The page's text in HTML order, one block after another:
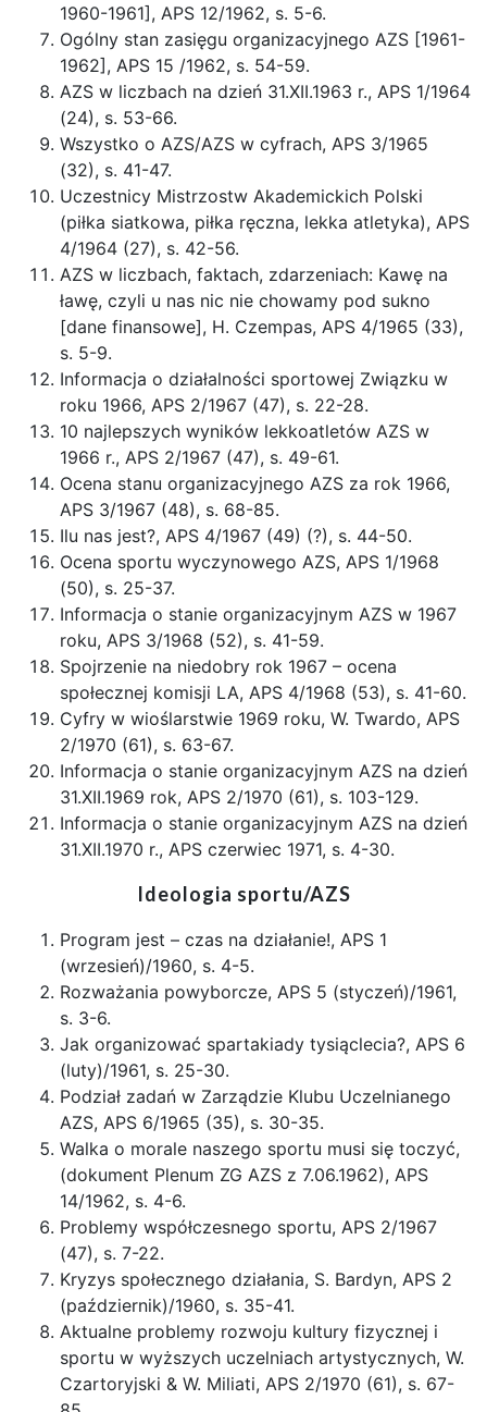
1960-1961], APS 12/1962, s. 5-6.
Ogólny stan zasięgu organizacyjnego AZS [1961-
1962], APS 15 /1962, s. 54-59.
AZS w liczbach na dzień 31.XII.1963 r., APS 1/1964
(24), s. 53-66.
Wszystko o AZS/AZS w cyfrach, APS 3/1965
(32), s. 41-47.
Uczestnicy Mistrzostw Akademickich Polski
(piłka siatkowa, piłka ręczna, lekka atletyka), APS
4/1964 (27), s. 42-56.
AZS w liczbach, faktach, zdarzeniach: Kawę na
ławę, czyli u nas nic nie chowamy pod sukno
[dane finansowe], H. Czempas, APS 4/1965 (33),
s. 5-9.
Informacja o działalności sportowej Związku w
roku 1966, APS 2/1967 (47), s. 22-28.
10 najlepszych wyników lekkoatletów AZS w
1966 r., APS 2/1967 (47), s. 49-61.
Ocena stanu organizacyjnego AZS za rok 1966,
APS 3/1967 (48), s. 68-85.
Ilu nas jest?, APS 4/1967 (49) (?), s. 44-50.
Ocena sportu wyczynowego AZS, APS 1/1968
(50), s. 25-37.
Informacja o stanie organizacyjnym AZS w 1967
roku, APS 3/1968 (52), s. 41-59.
Spojrzenie na niedobry rok 1967 – ocena
społecznej komisji LA, APS 4/1968 (53), s. 41-60.
Cyfry w wioślarstwie 1969 roku, W. Twardo, APS
2/1970 (61), s. 63-67.
Informacja o stanie organizacyjnym AZS na dzień
31.XII.1969 rok, APS 2/1970 (61), s. 103-129.
Informacja o stanie organizacyjnym AZS na dzień
31.XII.1970 r., APS czerwiec 1971, s. 4-30.
Ideologia sportu/AZS
Program jest – czas na działanie!, APS 1
(wrzesień)/1960, s. 4-5.
Rozważania powyborcze, APS 5 (styczeń)/1961,
s. 3-6.
Jak organizować spartakiady tysiąclecia?, APS 6
(luty)/1961, s. 25-30.
Podział zadań w Zarządzie Klubu Uczelnianego
AZS, APS 6/1965 (35), s. 30-35.
Walka o morale naszego sportu musi się toczyć,
(dokument Plenum ZG AZS z 7.06.1962), APS
14/1962, s. 4-6.
Problemy współczesnego sportu, APS 2/1967
(47), s. 7-22.
Kryzys społecznego działania, S. Bardyn, APS 2
(październik)/1960, s. 35-41.
Aktualne problemy rozwoju kultury fizycznej i
sportu w wyższych uczelniach artystycznych, W.
Czartoryjski & W. Miliati, APS 2/1970 (61), s. 67-